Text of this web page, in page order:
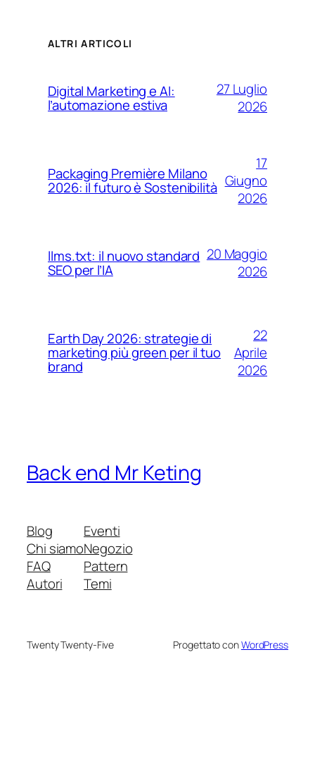
ALTRI ARTICOLI
Digital Marketing e AI:
l’automazione estiva
27 Luglio
2026
Packaging Première Milano
2026: il futuro è Sostenibilità
17
Giugno
2026
llms.txt: il nuovo standard
SEO per l’IA
20 Maggio
2026
Earth Day 2026: strategie di
marketing più green per il tuo
brand
22
Aprile
2026
Back end Mr Keting
Blog
Chi siamo
FAQ
Autori
Eventi
Negozio
Pattern
Temi
Twenty Twenty-Five Progettato conWordPress